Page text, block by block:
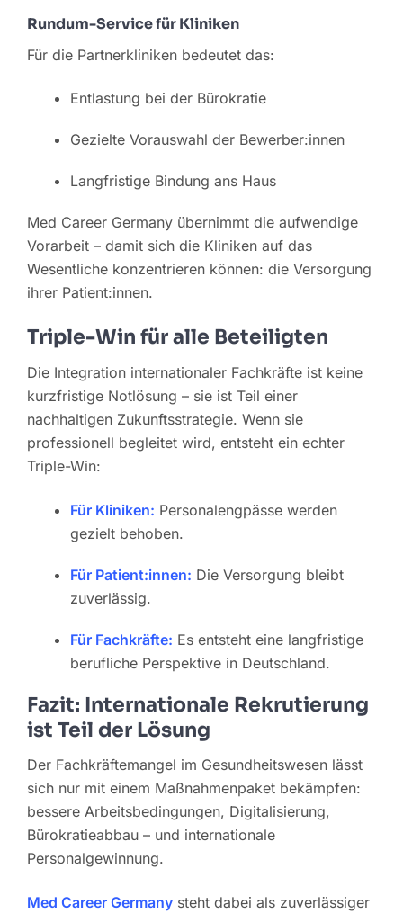
Rundum-Service für Kliniken
Für die Partnerkliniken bedeutet das:
Entlastung bei der Bürokratie
Gezielte Vorauswahl der Bewerber:innen
Langfristige Bindung ans Haus
Med Career Germany übernimmt die aufwendige
Vorarbeit – damit sich die Kliniken auf das
Wesentliche konzentrieren können: die Versorgung
ihrer Patient:innen.
Triple-Win für alle Beteiligten
Die Integration internationaler Fachkräfte ist keine
kurzfristige Notlösung – sie ist Teil einer
nachhaltigen Zukunftsstrategie. Wenn sie
professionell begleitet wird, entsteht ein echter
Triple-Win:
Für Kliniken: Personalengpässe werden
gezielt behoben.
Für Patient:innen: Die Versorgung bleibt
zuverlässig.
Für Fachkräfte: Es entsteht eine langfristige
berufliche Perspektive in Deutschland.
Fazit: Internationale Rekrutierung
ist Teil der Lösung
Der Fachkräftemangel im Gesundheitswesen lässt
sich nur mit einem Maßnahmenpaket bekämpfen:
bessere Arbeitsbedingungen, Digitalisierung,
Bürokratieabbau – und internationale
Personalgewinnung.
Med Career Germany steht dabei als zuverlässiger